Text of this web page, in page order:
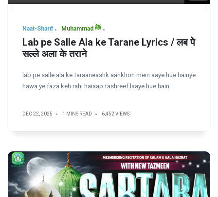
Naat-Sharif Muhammad ﷺ
Lab pe Salle Ala ke Tarane Lyrics / लब पे
सल्ले अला के तराने
lab pe salle ala ke taraaneashk aankhon mein aaye hue hainye
hawa ye faza keh rahi haiaap tashreef laaye hue hain
DEC 22, 2025 1 MINS READ 6,452 VIEWS